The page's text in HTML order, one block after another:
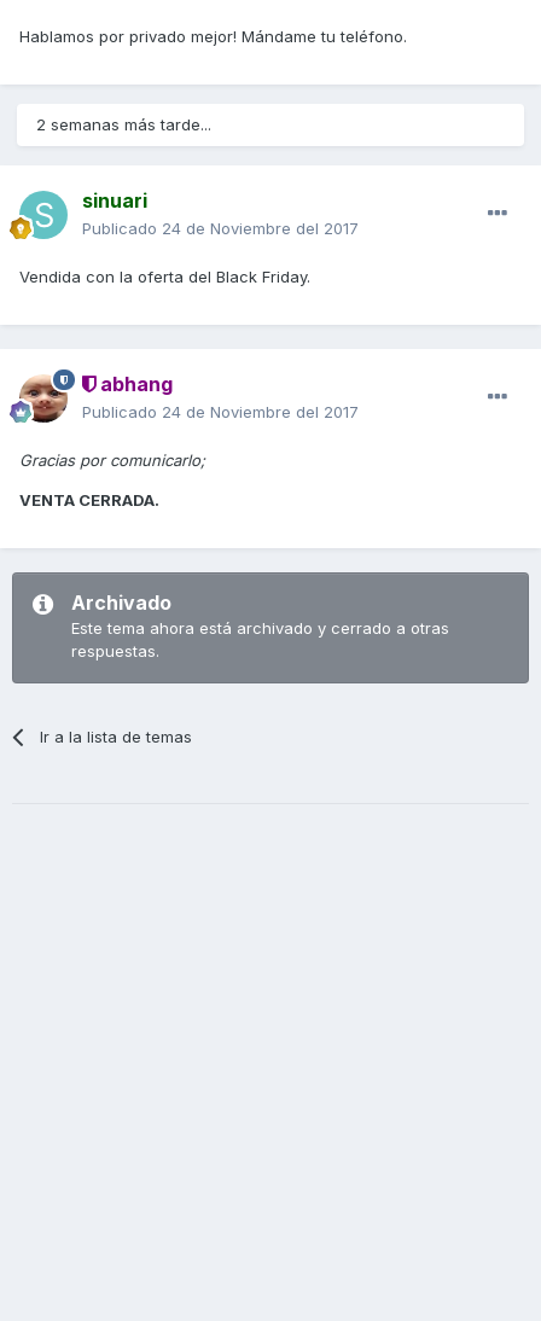
Hablamos por privado mejor! Mándame tu teléfono.
2 semanas más tarde...
sinuari
Publicado 24 de Noviembre del 2017
Vendida con la oferta del Black Friday.
abhang
Publicado 24 de Noviembre del 2017
Gracias por comunicarlo;
VENTA CERRADA.
Archivado
Este tema ahora está archivado y cerrado a otras
respuestas.
Ir a la lista de temas